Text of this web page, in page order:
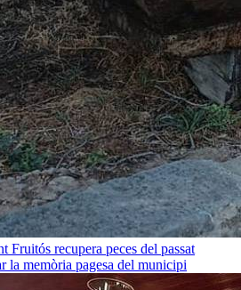
Fruitós recupera peces del passat
la memòria pagesa del municipi